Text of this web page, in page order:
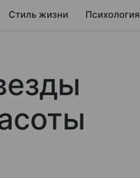
Стиль жизни Психология